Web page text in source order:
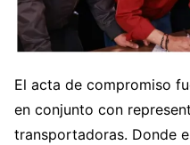
El acta de compromiso
en conjunto con
transportadoras. Donde